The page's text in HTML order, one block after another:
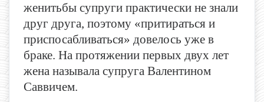
женитьбы супруги практически не знали
друг друга, поэтому «притираться и
приспосабливаться» довелось уже в
браке. На протяжении первых двух лет
жена называла супруга Валентином
Саввичем.